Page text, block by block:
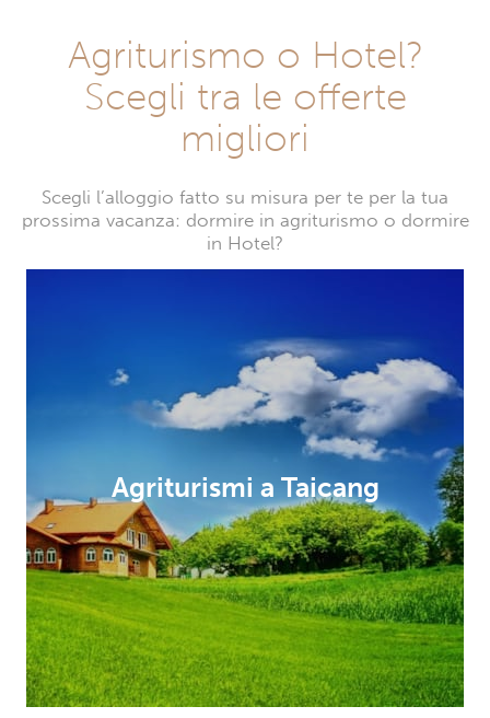
Agriturismo o Hotel?
Scegli tra le offerte
migliori
Scegli l’alloggio fatto su misura per te per la tua
prossima vacanza: dormire in agriturismo o dormire
in Hotel?
Agriturismi a Taicang